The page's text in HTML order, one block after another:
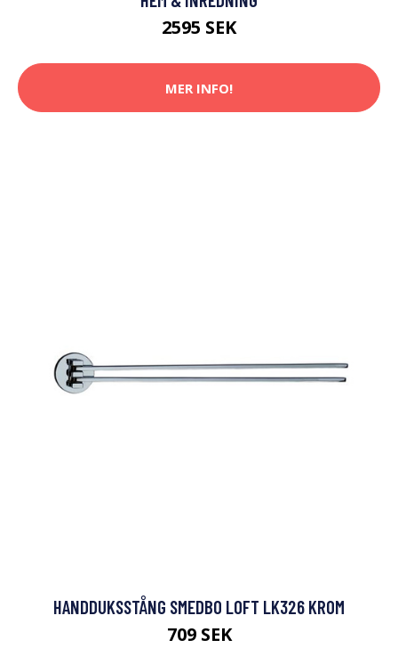
2595 SEK
MER INFO!
HANDDUKSSTÅNG SMEDBO LOFT LK326 KROM
709 SEK